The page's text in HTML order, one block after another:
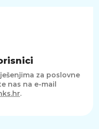
za poslovne
nas na e-mail
.